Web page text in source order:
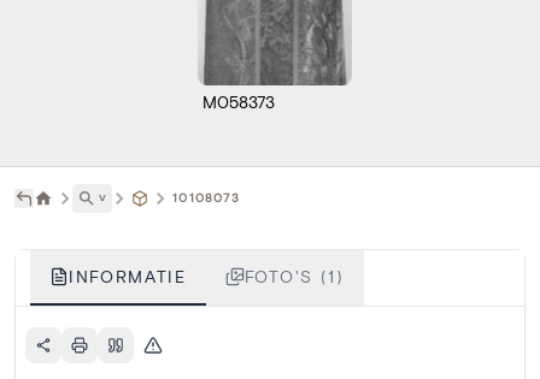
M058373
˅ 10108073
INFORMATIE FOTO'S (1)